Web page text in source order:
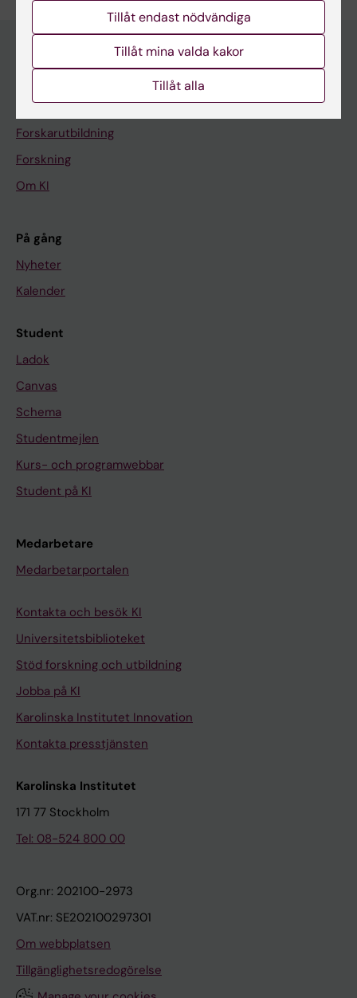
Utbildning
Forskarutbildning
Forskning
Om KI
På gång
Nyheter
Kalender
Student
Ladok
Canvas
Schema
Studentmejlen
Kurs- och programwebbar
Student på KI
Medarbetare
Medarbetarportalen
Kontakta och besök KI
Universitetsbiblioteket
Stöd forskning och utbildning
Jobba på KI
Karolinska Institutet Innovation
Kontakta presstjänsten
Karolinska Institutet
171 77 Stockholm
Tel: 08-524 800 00
Org.nr: 202100-2973
VAT.nr: SE202100297301
Om webbplatsen
Tillgänglighetsredogörelse
Tillåt endast nödvändiga
Tillåt mina valda kakor
Tillåt alla